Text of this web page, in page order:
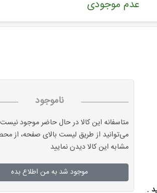
عدم موجودی
.
ناموجود
متاسفانه این کالا در حال حاضر موجود
می‌توانید از طریق لیست بالای صفحه، از
مشابه این کالا دیدن نمایید
موجود شد به من اطلاع بده